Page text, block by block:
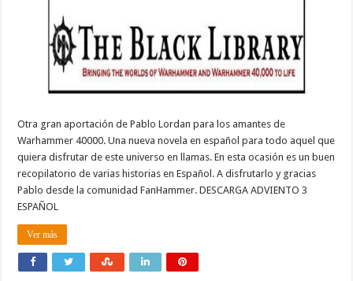
Otra gran aportación de Pablo Lordan para los amantes de
Warhammer 40000. Una nueva novela en español para todo aquel que
quiera disfrutar de este universo en llamas. En esta ocasión es un buen
recopilatorio de varias historias en Español. A disfrutarlo y gracias
Pablo desde la comunidad FanHammer. DESCARGA ADVIENTO 3
ESPAÑOL
Ver más